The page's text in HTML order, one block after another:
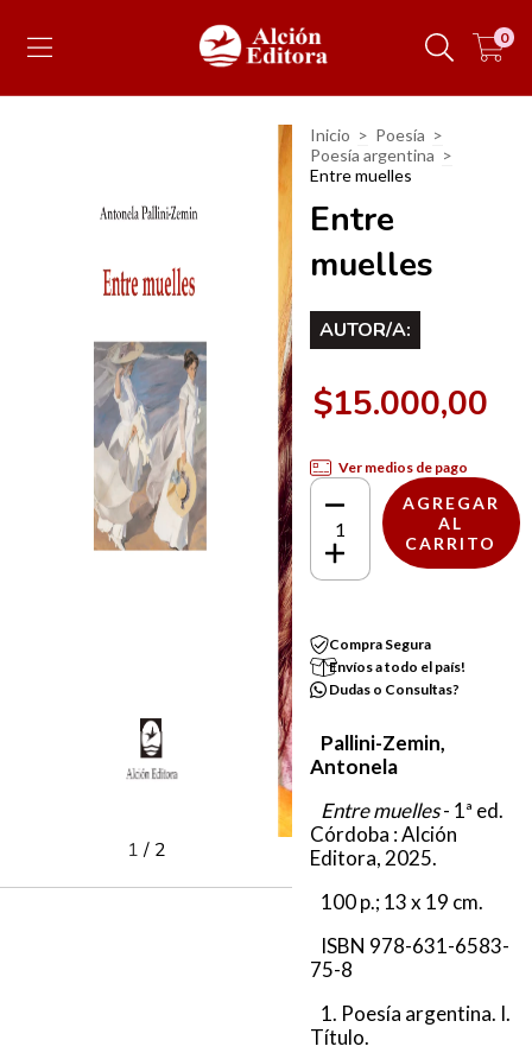
0
1/ 2
Inicio > Poesía >
Poesía argentina >
Entre muelles
Entre
muelles
AUTOR/A:
$15.000,00
Ver medios de pago
Compra Segura
Envíos a todo el país!
Dudas o Consultas?
Pallini-Zemin,
Antonela
Entre muelles- 1ª ed.
Córdoba : Alción
Editora, 2025.
100 p.; 13 x 19 cm.
ISBN 978-631-6583-
75-8
1. Poesía argentina. I.
Título.